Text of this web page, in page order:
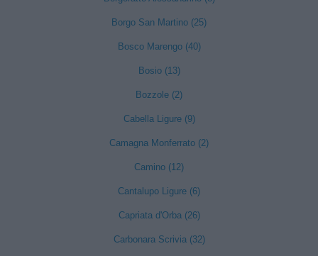
Borgo San Martino (25)
Bosco Marengo (40)
Bosio (13)
Bozzole (2)
Cabella Ligure (9)
Camagna Monferrato (2)
Camino (12)
Cantalupo Ligure (6)
Capriata d'Orba (26)
Carbonara Scrivia (32)